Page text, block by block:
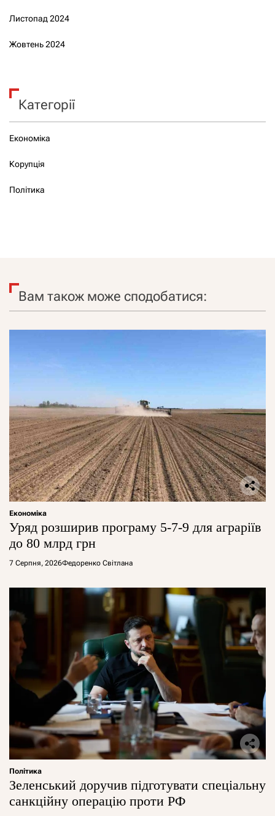
Листопад 2024
Жовтень 2024
Категорії
Економіка
Корупція
Політика
Вам також може сподобатися:
Економіка
Уряд розширив програму 5-7-9 для аграріїв
до 80 млрд грн
7 Серпня, 2026Федоренко Світлана
Політика
Зеленський доручив підготувати спеціальну
санкційну операцію проти РФ